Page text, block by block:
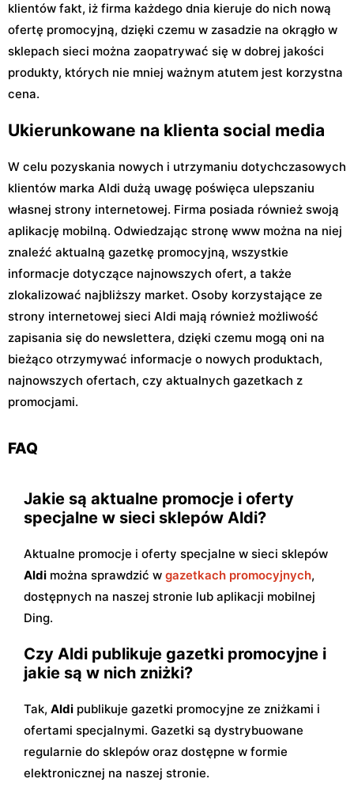
klientów fakt, iż firma każdego dnia kieruje do nich nową
ofertę promocyjną, dzięki czemu w zasadzie na okrągło w
sklepach sieci można zaopatrywać się w dobrej jakości
produkty, których nie mniej ważnym atutem jest korzystna
cena.
Ukierunkowane na klienta social media
W celu pozyskania nowych i utrzymaniu dotychczasowych
klientów marka Aldi dużą uwagę poświęca ulepszaniu
własnej strony internetowej. Firma posiada również swoją
aplikację mobilną. Odwiedzając stronę www można na niej
znaleźć aktualną gazetkę promocyjną, wszystkie
informacje dotyczące najnowszych ofert, a także
zlokalizować najbliższy market. Osoby korzystające ze
strony internetowej sieci Aldi mają również możliwość
zapisania się do newslettera, dzięki czemu mogą oni na
bieżąco otrzymywać informacje o nowych produktach,
najnowszych ofertach, czy aktualnych gazetkach z
promocjami.
FAQ
Jakie są aktualne promocje i oferty
specjalne w sieci sklepów Aldi?
Aktualne promocje i oferty specjalne w sieci sklepów
Aldi można sprawdzić w gazetkach promocyjnych,
dostępnych na naszej stronie lub aplikacji mobilnej
Ding.
Czy Aldi publikuje gazetki promocyjne i
jakie są w nich zniżki?
Tak, Aldi publikuje gazetki promocyjne ze zniżkami i
ofertami specjalnymi. Gazetki są dystrybuowane
regularnie do sklepów oraz dostępne w formie
elektronicznej na naszej stronie.